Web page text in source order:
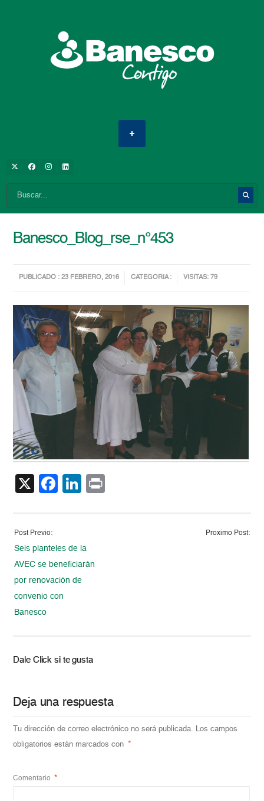
Banesco_Blog_rse_n°453
PUBLICADO : 23 FEBRERO, 2016 CATEGORIA : VISITAS: 79
X Facebook
LinkedIn
Post Previo:
Seis planteles de la
AVEC se beneficiarán
por renovación de
convenio con
Banesco
Proximo Post:
Dale Click si te gusta
Deja una respuesta
Tu dirección de correo electrónico no será publicada. Los campos
obligatorios están marcados con *
Comentario *